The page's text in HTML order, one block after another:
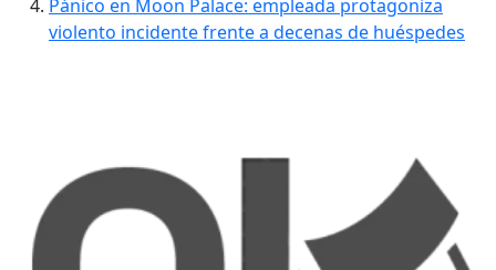
Pánico en Moon Palace: empleada protagoniza
violento incidente frente a decenas de huéspedes